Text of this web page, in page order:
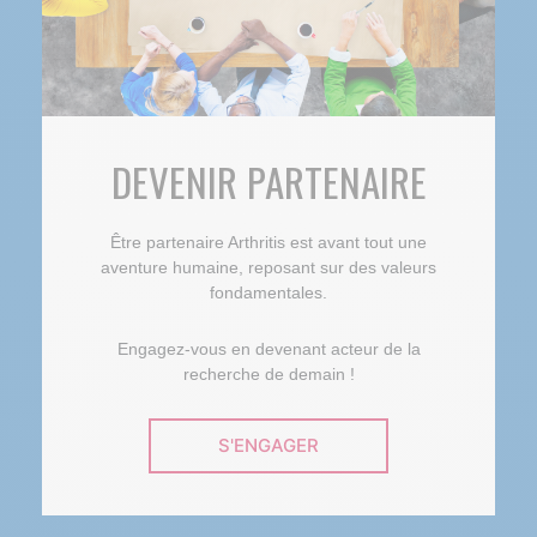
DEVENIR PARTENAIRE
Être partenaire Arthritis est avant tout une
aventure humaine, reposant sur des valeurs
fondamentales.
Engagez-vous en devenant acteur de la
recherche de demain !
S'ENGAGER